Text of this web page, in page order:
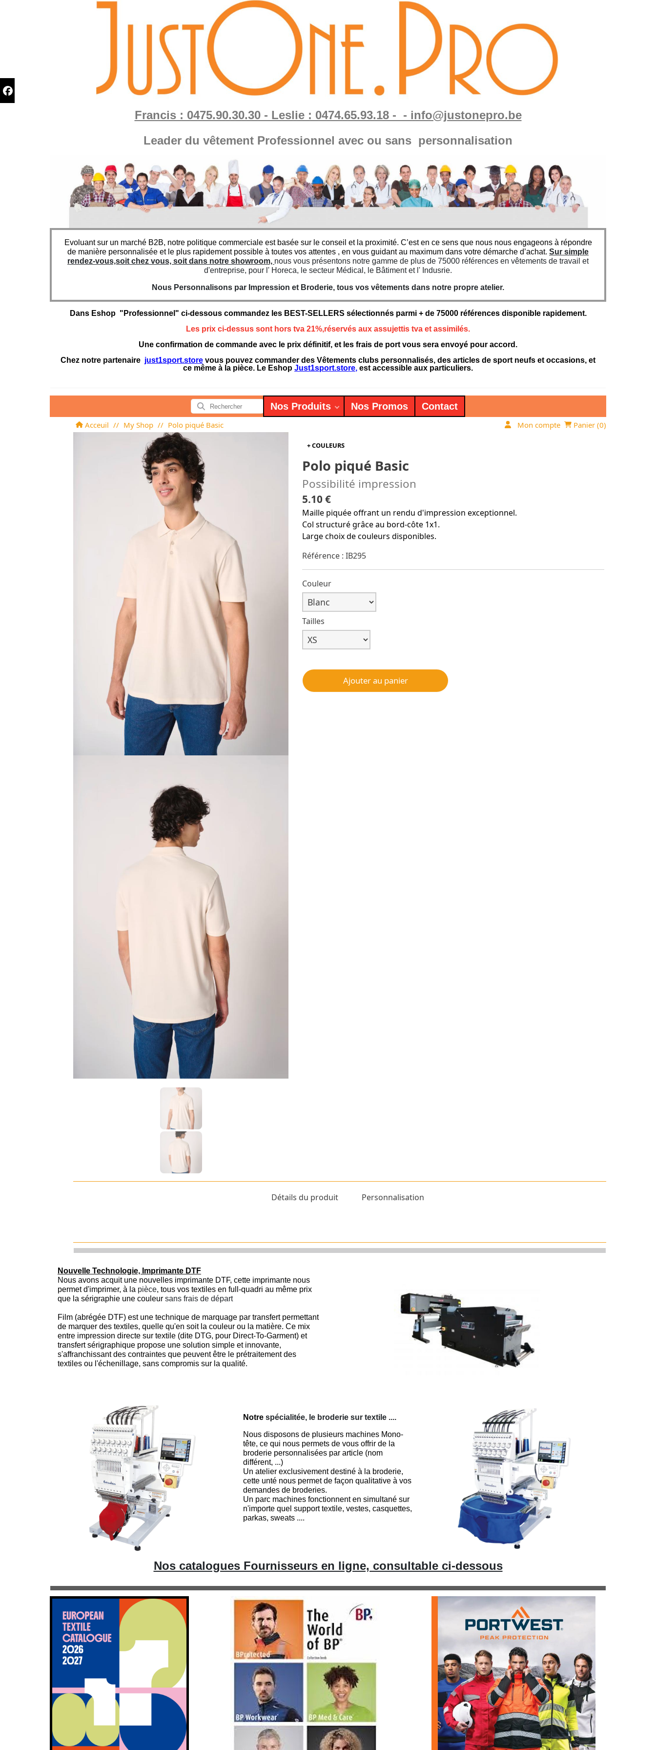
Francis : 0475.90.30.30 - Leslie : 0474.65.93.18 - - info@justonepro.be
Leader du vêtement Professionnel avec ou sans personnalisation
Evoluant sur un marché B2B, notre politique commerciale est basée sur le conseil et la proximité. C’est en ce sens que nous nous engageons à répondre
de manière personnalisée et le plus rapidement possible à toutes vos attentes , en vous guidant au maximum dans votre démarche d’achat. Sur simple
rendez-vous,soit chez vous, soit dans notre showroom, nous vous présentons notre gamme de plus de 75000 références en vêtements de travail et
d'entreprise, pour l' Horeca, le secteur Médical, le Bâtiment et l' Indusrie.
Nous Personnalisons par Impression et Broderie, tous vos vêtements dans notre propre atelier.
Dans Eshop "Professionnel" ci-dessous commandez les BEST-SELLERS sélectionnés parmi + de 75000 références disponible rapidement.
Les prix ci-dessus sont hors tva 21%,réservés aux assujettis tva et assimilés.
Une confirmation de commande avec le prix définitif, et les frais de port vous sera envoyé pour accord.
Chez notre partenaire just1sport.store vous pouvez commander des Vêtements clubs personnalisés, des articles de sport neufs et occasions, et
ce même à la pièce. Le Eshop Just1sport.store, est accessible aux particuliers.
Nos Produits Nos Promos Contact
Acceuil // My Shop // Polo piqué Basic Mon compte Panier (0)
+ COULEURS
Polo piqué Basic
Possibilité impression
5.10 €
Maille piquée offrant un rendu d'impression exceptionnel.
Col structuré grâce au bord-côte 1x1.
Large choix de couleurs disponibles.
Référence : IB295
Couleur
Tailles
Ajouter au panier
Détails du produit Personnalisation
Nouvelle Technologie, Imprimante DTF
Nous avons acquit une nouvelles imprimante DTF, cette imprimante nous
permet d'imprimer, à la pièce, tous vos textiles en full-quadri au même prix
que la sérigraphie une couleur sans frais de départ
Film (abrégée DTF) est une technique de marquage par transfert permettant
de marquer des textiles, quelle qu'en soit la couleur ou la matière. Ce mix
entre impression directe sur textile (dite DTG, pour Direct-To-Garment) et
transfert sérigraphique propose une solution simple et innovante,
s'affranchissant des contraintes que peuvent être le prétraitement des
textiles ou l'échenillage, sans compromis sur la qualité.
Notre spécialitée, le broderie sur textile ....
Nous disposons de plusieurs machines Mono-
tête, ce qui nous permets de vous offrir de la
broderie personnalisées par article (nom
différent, ...)
Un atelier exclusivement destiné à la broderie,
cette unté nous permet de façon qualitative à vos
demandes de broderies.
Un parc machines fonctionnent en simultané sur
n'importe quel support textile, vestes, casquettes,
parkas, sweats ....
Nos catalogues Fournisseurs en ligne, consultable ci-dessous